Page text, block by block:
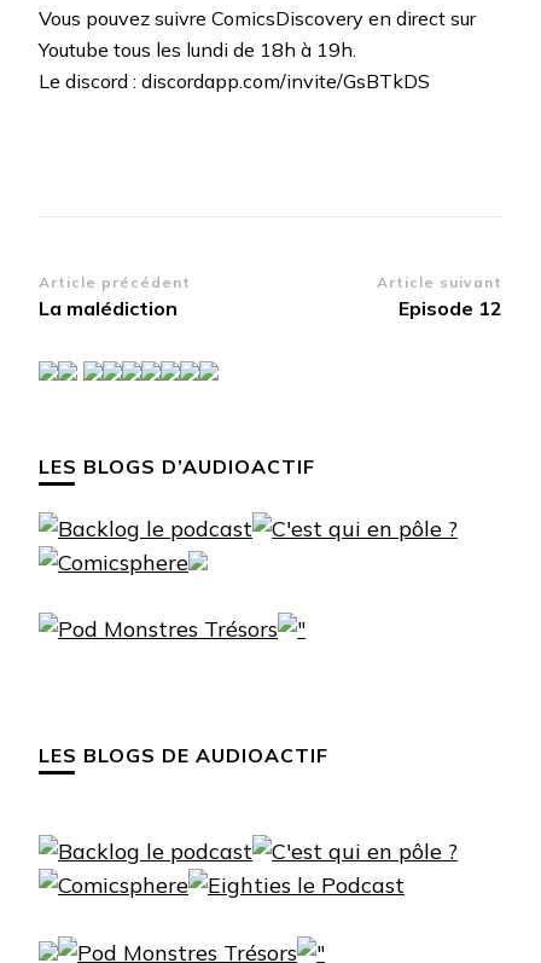
Vous pouvez suivre ComicsDiscovery en direct sur
Youtube tous les lundi de 18h à 19h.
Le discord : discordapp.com/invite/GsBTkDS
Navigation
d’article
Article précédent
La malédiction
Article suivant
Episode 12
LES BLOGS D’AUDIOACTIF
LES BLOGS DE AUDIOACTIF